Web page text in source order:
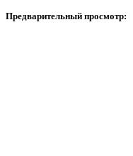
Предварительный просмотр: